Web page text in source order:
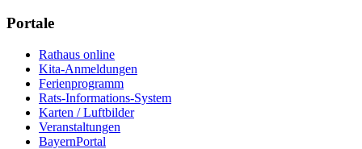
Portale
Rathaus online
Kita-Anmeldungen
Ferienprogramm
Rats-Informations-System
Karten / Luftbilder
Veranstaltungen
BayernPortal